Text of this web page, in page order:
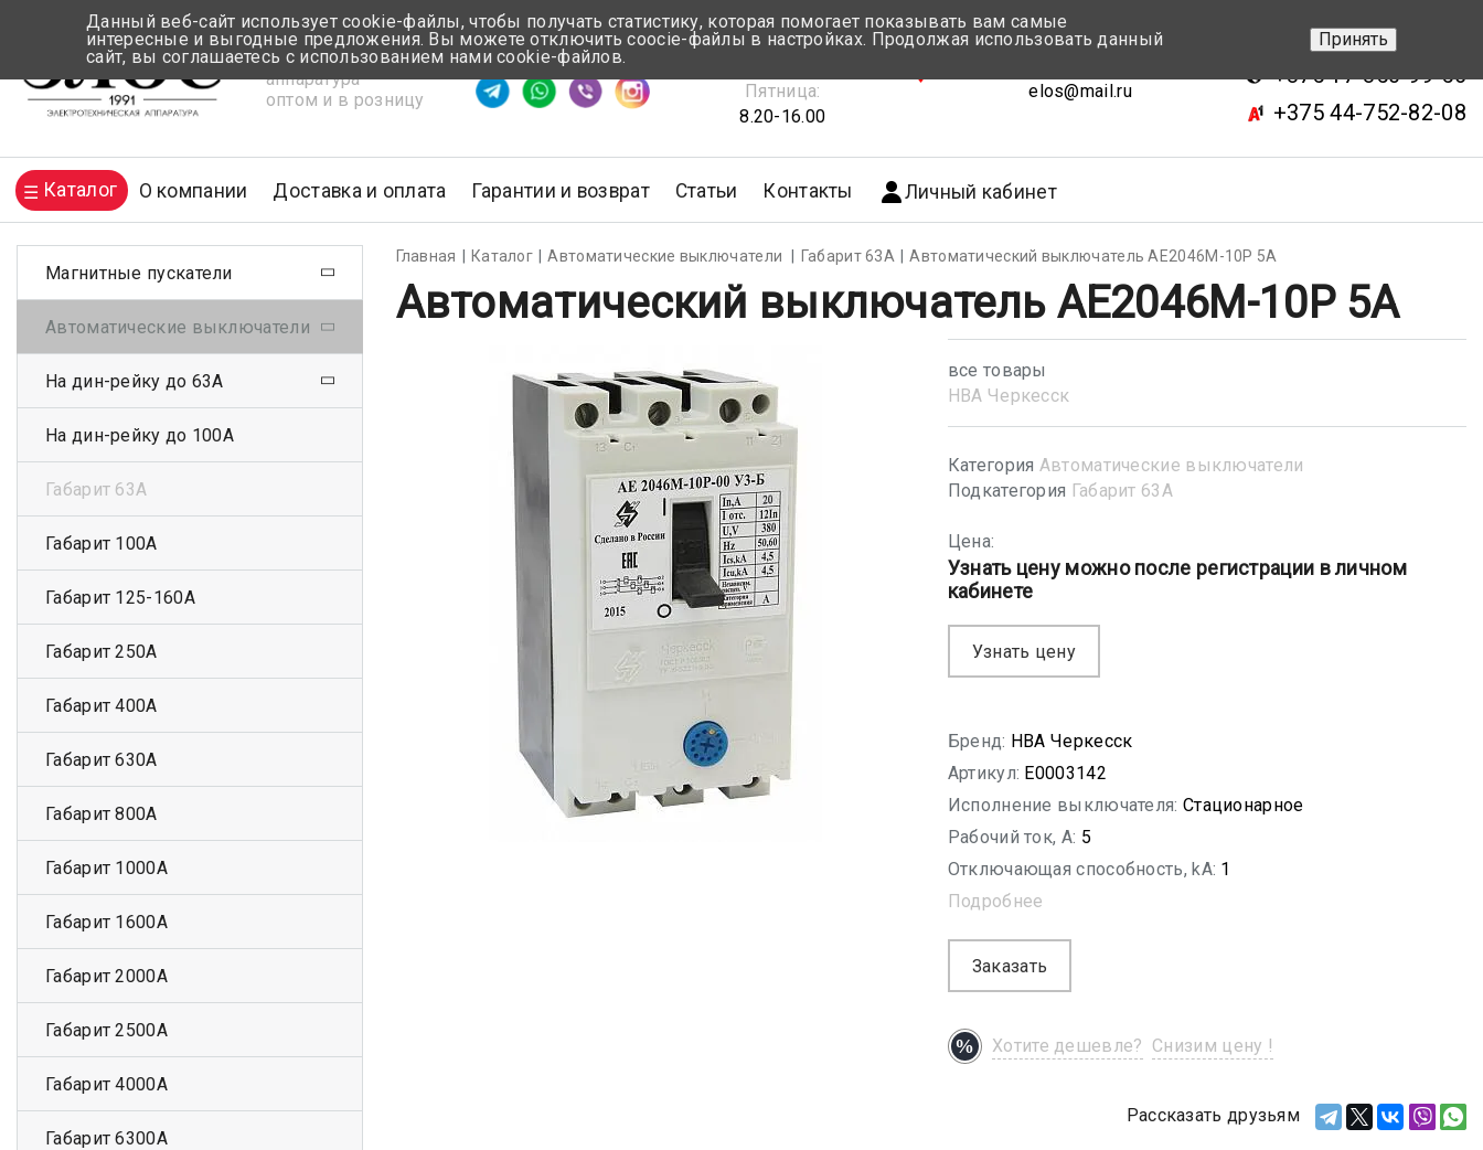
Электротехническая
аппаратура
оптом и в розницу
Время ответа ≈ 5 мин
Понедельник-Четверг:
Пятница:
8.20-16.00
elos@mail.ru
+375 17-343-46-70
+375 17-350-99-56
+375 44-752-82-08
Каталог О компании Доставка и оплата Гарантии и возврат Статьи Контакты Личный кабинет
Главная Каталог Автоматические выключатели Габарит 63А Автоматический выключатель АЕ2046М-10Р 5А
Автоматический выключатель АЕ2046М-10Р 5А
все товары
НВА Черкесск
Категория Автоматические выключатели
Подкатегория Габарит 63А
Цена:
Узнать цену можно после регистрации в личном
кабинете
Узнать цену
Бренд: НВА Черкесск
Артикул: E0003142
Исполнение выключателя: Стационарное
Рабочий ток, A: 5
Отключающая способность, kA: 1
Подробнее
Заказать
Хотите дешевле? Снизим цену !
Рассказать друзьям
Магнитные пускатели
Автоматические выключатели
На дин-рейку до 63А
На дин-рейку до 100А
Габарит 63А
Габарит 100А
Габарит 125-160А
Габарит 250А
Габарит 400А
Габарит 630А
Габарит 800А
Габарит 1000А
Габарит 1600А
Габарит 2000А
Габарит 2500А
Габарит 4000А
Габарит 6300А
Данный веб-сайт использует cookie-файлы, чтобы получать статистику, которая помогает показывать вам самые
интересные и выгодные предложения. Вы можете отключить coocie-файлы в настройках. Продолжая использовать данный
сайт, вы соглашаетесь с использованием нами cookie-файлов.
Принять